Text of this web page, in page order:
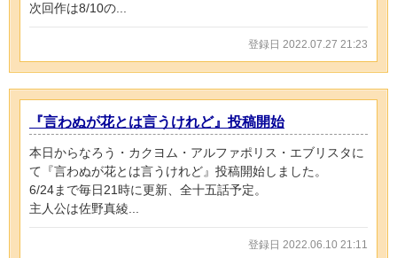
次回作は8/10の...
登録日 2022.07.27 21:23
『言わぬが花とは言うけれど』投稿開始
本日からなろう・カクヨム・アルファポリス・エブリスタに
て『言わぬが花とは言うけれど』投稿開始しました。
6/24まで毎日21時に更新、全十五話予定。
主人公は佐野真綾...
登録日 2022.06.10 21:11